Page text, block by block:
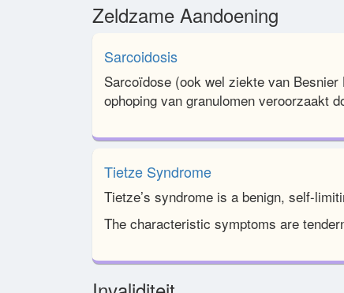
Zeldzame Aandoening
Sarcoidosis
Sarcoïdose (ook wel ziekte van
ophoping van granulomen veroorzaakt
Tietze Syndrome
Tietze’s syndrome is a benign, self-
The characteristic symptoms are